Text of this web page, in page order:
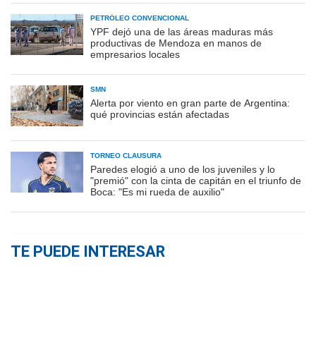
PETRÓLEO CONVENCIONAL
YPF dejó una de las áreas maduras más
productivas de Mendoza en manos de
empresarios locales
SMN
Alerta por viento en gran parte de Argentina:
qué provincias están afectadas
TORNEO CLAUSURA
Paredes elogió a uno de los juveniles y lo
"premió" con la cinta de capitán en el triunfo de
Boca: "Es mi rueda de auxilio"
TE PUEDE INTERESAR